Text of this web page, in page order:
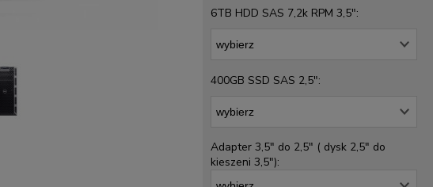
6TB HDD SAS 7,2k RPM 3,5":
400GB SSD SAS 2,5":
Adapter 3,5" do 2,5" ( dysk 2,5" do
kieszeni 3,5"):